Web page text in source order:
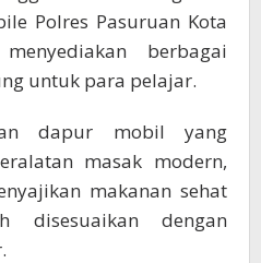
Polres Pasuruan Kota
berbagai
untuk para pelajar.
dapur mobil yang
masak modern,
makanan sehat
disesuaikan dengan